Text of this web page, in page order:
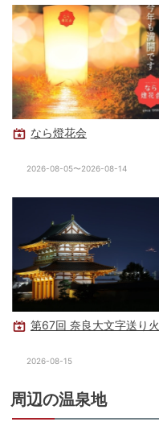
なら燈花会
2026-08-05〜2026-08-14
第67回 奈良大文字送り火
2026-08-15
周辺の温泉地